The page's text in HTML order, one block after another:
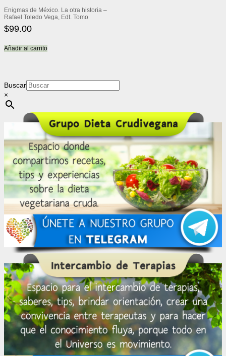
Enigmas de México. La otra historia –
Rafael Toledo Vega, Edt. Tomo
$99.00
Añadir al carrito
Buscar
×